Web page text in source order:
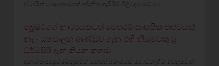
ඒවායින් බොහොමයක් අවිනීත හැසිරීම් පිළිබඳව වේ. බා...
බ්‍රෙෂ්ට්ගේ නාට්‍යයකවත් මෙතරම් සාහසික තත්වයක්
නෑ - යහපාලන ආණ්ඩුව ගැන එහි නියමුවකු වූ
ධර්මසිරි දැන් කියන කතාව
අනාගත පරපුර වෙනුවෙන් යහපත් සමාජයක් ගොඩනැගීම වෙනුවෙන්